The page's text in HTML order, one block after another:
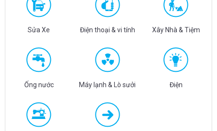
Sửa Xe Điện thoại & vi tính Xây Nhà & Tiệm
Ống nước Máy lạnh & Lò sưởi Điện